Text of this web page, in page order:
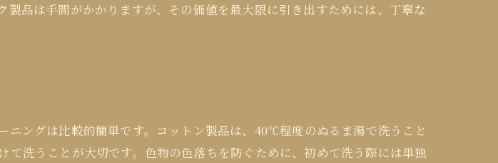
品は手間がかかりますが、その価値を最大限に引き出すためには、丁寧な
ングは比較的簡単です。コットン製品は、40℃程度のぬるま湯で洗うこと
洗うことが大切です。色物の色落ちを防ぐために、初めて洗う際には単独